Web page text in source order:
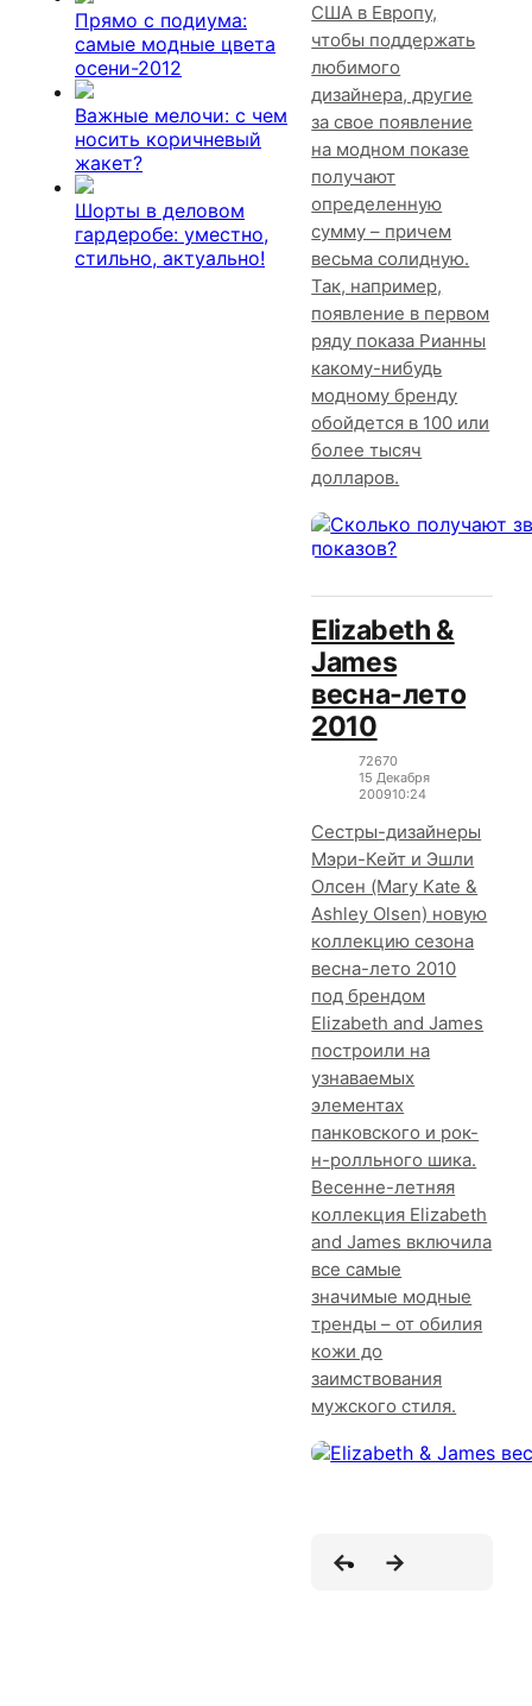
Прямо с подиума:
самые модные цвета
осени-2012
Важные мелочи: с чем
носить коричневый
жакет?
Шорты в деловом
гардеробе: уместно,
стильно, актуально!
США в Европу,
чтобы поддержать
любимого
дизайнера, другие
за свое появление
на модном показе
получают
определенную
сумму – причем
весьма солидную.
Так, например,
появление в первом
ряду показа Рианны
какому-нибудь
модному бренду
обойдется в 100 или
более тысяч
долларов.
Elizabeth &
James
весна-лето
2010
72670
15 Декабря
200910:24
Сестры-дизайнеры
Мэри-Кейт и Эшли
Олсен (Mary Kate &
Ashley Olsen) новую
коллекцию сезона
весна-лето 2010
под брендом
Elizabeth and James
построили на
узнаваемых
элементах
панковского и рок-
н-ролльного шика.
Весенне-летняя
коллекция Elizabeth
and James включила
все самые
значимые модные
тренды – от обилия
кожи до
заимствования
мужского стиля.